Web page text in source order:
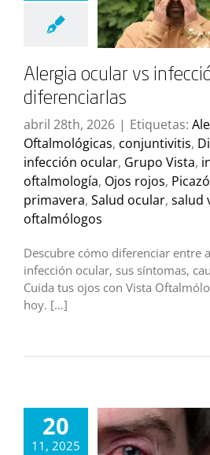
Alergia ocular vs
diferenciarlas
abril 28th, 2026 | Etiquetas:
Oftalmológicas, conjuntivitis,
infección ocular, Grupo Vista,
oftalmología, Ojos rojos,
primavera, Salud ocular, salud
oftalmólogos
Descubre cómo diferenciar entre
infección ocular, sus síntomas,
Cuida tus ojos con Vista
hoy. […]
20
11, 2025